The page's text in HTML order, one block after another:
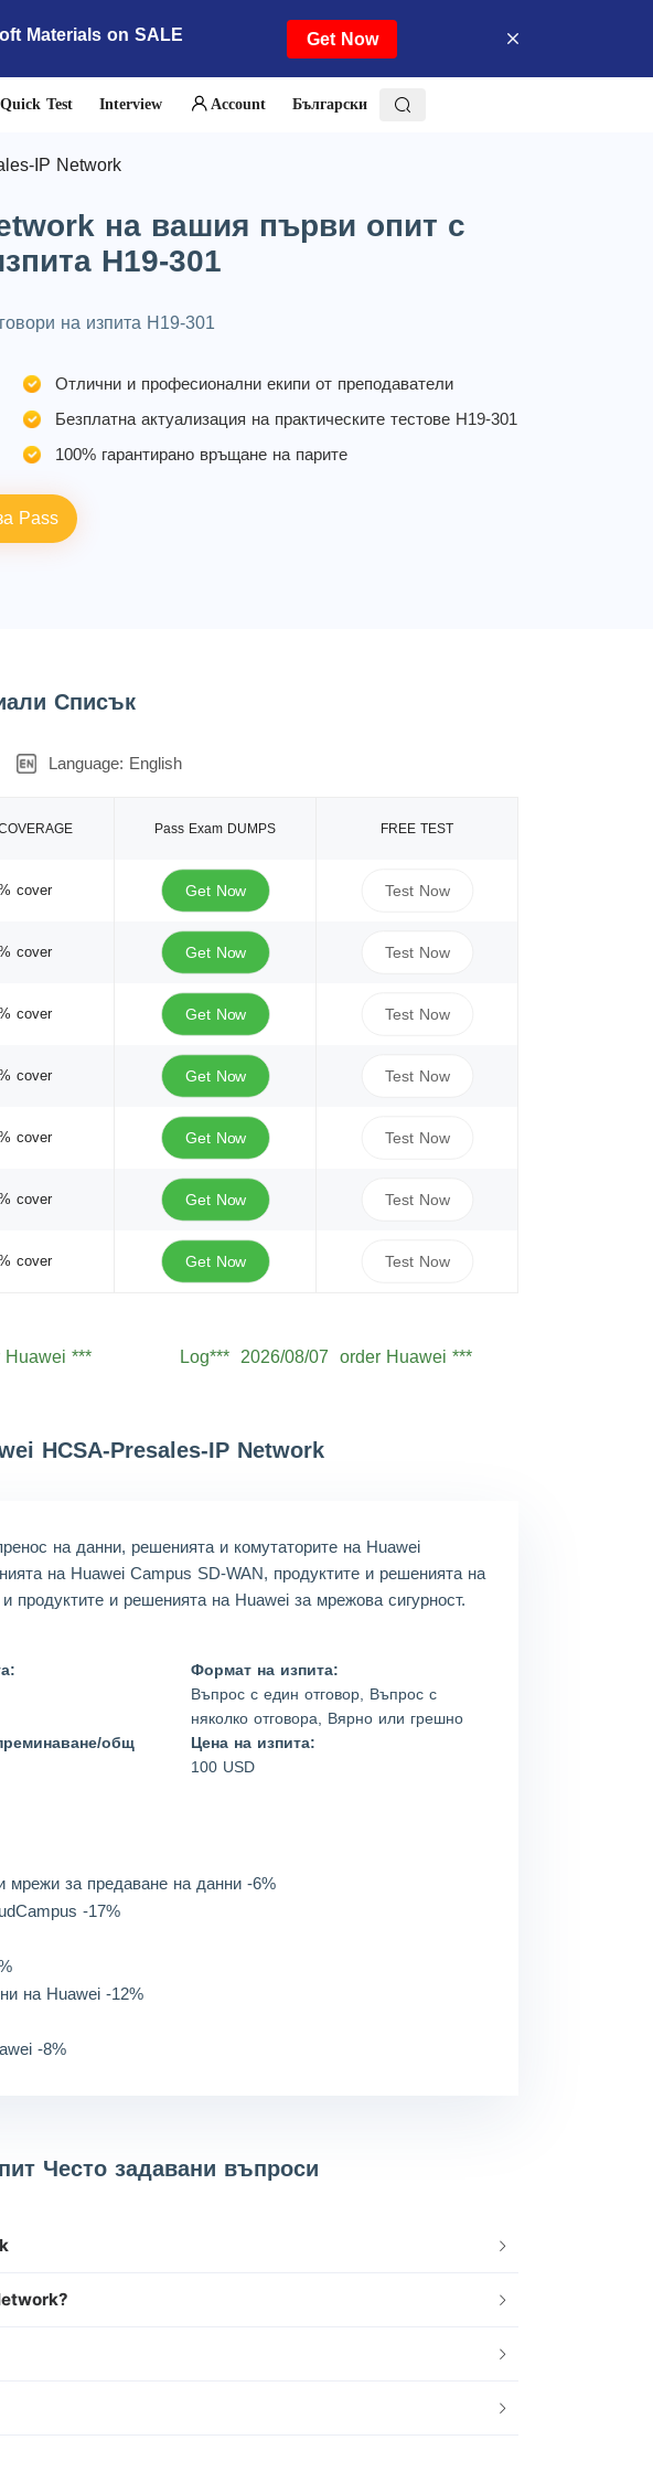
Materials on SALE Get Now
Quick Test Interview Account Български
IP Network
на вашия първи опит с
H19-301
на изпита H19-301
Отлични и професионални екипи от преподаватели
Безплатна актуализация на практическите тестове H19-301
100% гарантирано връщане на парите
Pass
Списък
Language: English
Pass Exam DUMPS FREE TEST
cover Get Now Test Now
cover Get Now Test Now
cover Get Now Test Now
cover Get Now Test Now
cover Get Now Test Now
cover Get Now Test Now
cover Get Now Test Now
Huawei *** Sam*** 2026/08/07
Huawei *** Ale*** 2026/08/07 order Huawei ***
Huawei *** order Huawei ***
HCSA-Presales-IP Network
на данни, решенията и комутаторите на Huawei
на Huawei Campus SD-WAN, продуктите и решенията на
и решенията на Huawei за мрежова сигурност.
Формат на изпита:
Въпрос с един отговор, Въпрос с
няколко отговора, Вярно или грешно
общ
Цена на изпита:
100 USD
мрежи за предаване на данни -6%
-17%
на Huawei -12%
-8%
Често задавани въпроси